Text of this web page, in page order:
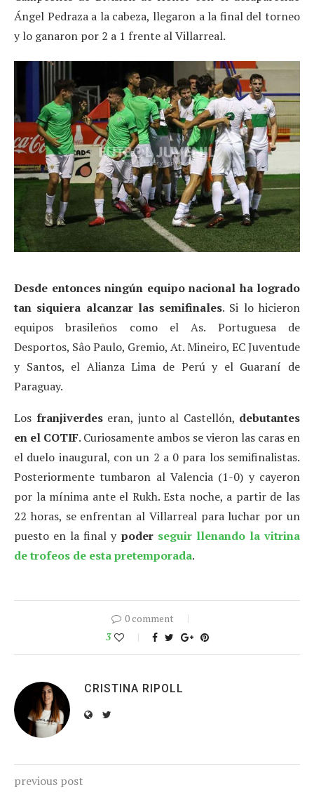
Ángel Pedraza a la cabeza, llegaron a la final del torneo
y lo ganaron por 2 a 1 frente al Villarreal.
Desde entonces ningún equipo nacional ha logrado
tan siquiera alcanzar las semifinales. Si lo hicieron
equipos brasileños como el As. Portuguesa de
Desportos, Sâo Paulo, Gremio, At. Mineiro, EC Juventude
y Santos, el Alianza Lima de Perú y el Guaraní de
Paraguay.
Los franjiverdeseran, junto al Castellón, debutantes
en el COTIF. Curiosamente ambos se vieron las caras en
el duelo inaugural, con un 2 a 0 para los semifinalistas.
Posteriormente tumbaron al Valencia (1-0) y cayeron
por la mínima ante el Rukh. Esta noche, a partir de las
22 horas, se enfrentan al Villarreal para luchar por un
puesto en la final y poder seguir llenando la vitrina
de trofeos de esta pretemporada.
0 comment
3
CRISTINA RIPOLL
previous post